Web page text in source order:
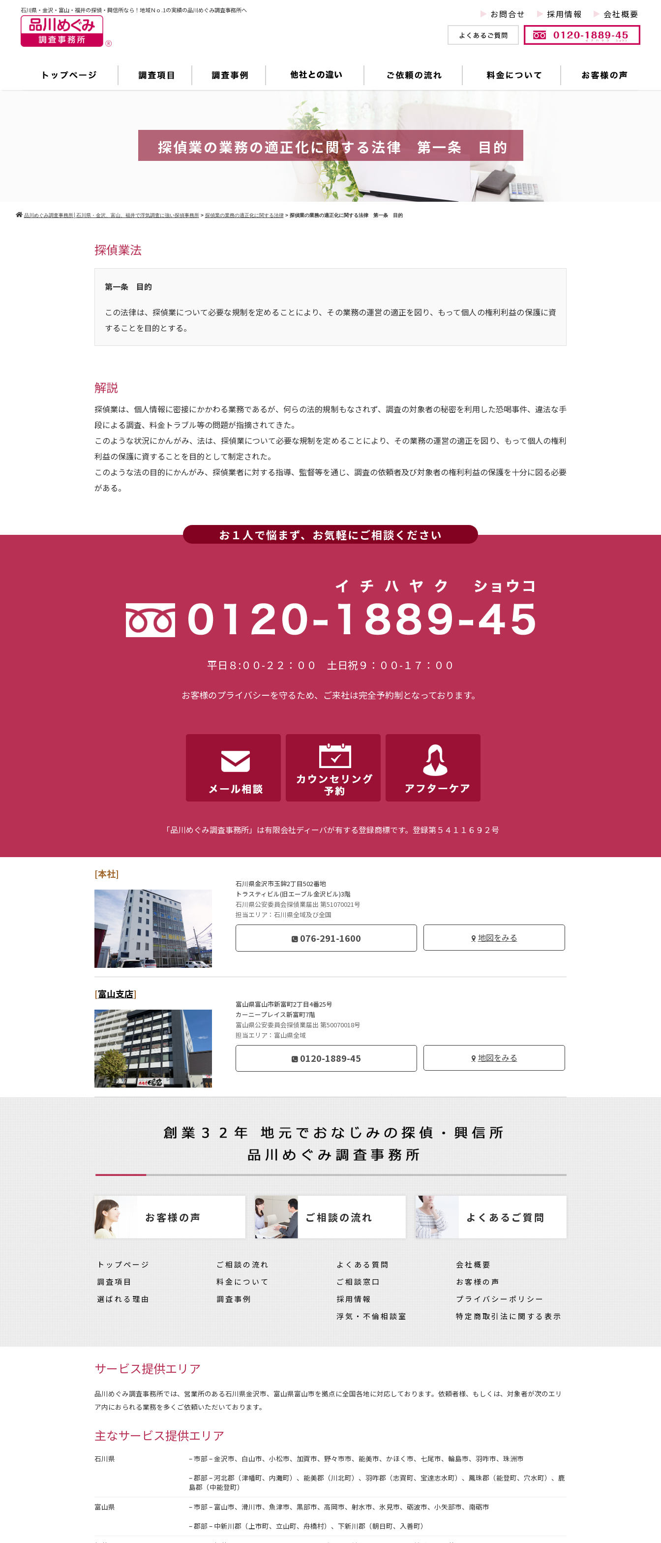
石川県・金沢・富山・福井の探偵・興信所なら！地域Ｎｏ.1の実績の品川めぐみ調査事務所へ お問合せ 採用情報 会社概要
探偵業の業務の適正化に関する法律 第一条 目的
品川めぐみ調査事務所│石川県・金沢、富山、福井で浮気調査に強い探偵事務所> 探偵業の業務の適正化に関する法律> 探偵業の業務の適正化に関する法律 第一条 目的
探偵業法
第一条 目的
この法律は、探偵業について必要な規制を定めることにより、その業務の運営の適正を図り、もって個人の権利利益の保護に資
することを目的とする。
解説
探偵業は、個人情報に密接にかかわる業務であるが、何らの法的規制もなされず、調査の対象者の秘密を利用した恐喝事件、違法な手
段による調査、料金トラブル等の問題が指摘されてきた。
このような状況にかんがみ、法は、探偵業について必要な規制を定めることにより、その業務の運営の適正を図り、もって個人の権利
利益の保護に資することを目的として制定された。
このような法の目的にかんがみ、探偵業者に対する指導、監督等を通じ、調査の依頼者及び対象者の権利利益の保護を十分に図る必要
がある。
お１人で悩まず、お気軽にご相談ください
平日８:００-２２：００ 土日祝９：００-１７：００
お客様のプライバシーを守るため、ご来社は完全予約制となっております。
「品川めぐみ調査事務所」は有限会社ディーバが有する登録商標です。登録第５４１１６９２号
[本社]
石川県金沢市玉鉾2丁目502番地
トラスティビル(旧エーブル金沢ビル)3階
石川県公安委員会探偵業届出 第51070021号
担当エリア：石川県全域及び全国
076-291-1600 地図をみる
[富山支店]
富山県富山市新富町2丁目4番25号
カーニープレイス新富町7階
富山県公安委員会探偵業届出 第50070018号
担当エリア：富山県全域
0120-1889-45 地図をみる
お客様の声 ご相談の流れ よくあるご質問
トップページ
調査項目
選ばれる理由
ご相談の流れ
料金について
調査事例
よくある質問
ご相談窓口
採用情報
浮気・不倫相談室
会社概要
お客様の声
プライバシーポリシー
特定商取引法に関する表示
サービス提供エリア
品川めぐみ調査事務所では、営業所のある石川県金沢市、富山県富山市を拠点に全国各地に対応しております。依頼者様、もしくは、対象者が次のエリ
ア内におられる業務を多くご依頼いただいております。
主なサービス提供エリア
石川県
– 市部 – 金沢市、白山市、小松市、加賀市、野々市市、能美市、かほく市、七尾市、輪島市、羽咋市、珠洲市
– 郡部 – 河北郡（津幡町、内灘町）、能美郡（川北町）、羽咋郡（志賀町、宝達志水町）、鳳珠郡（能登町、穴水町）、鹿
島郡（中能登町）
富山県
– 市部 – 富山市、滑川市、魚津市、黒部市、高岡市、射水市、氷見市、砺波市、小矢部市、南砺市
– 郡部 – 中新川郡（上市町、立山町、舟橋村）、下新川郡（朝日町、入善町）